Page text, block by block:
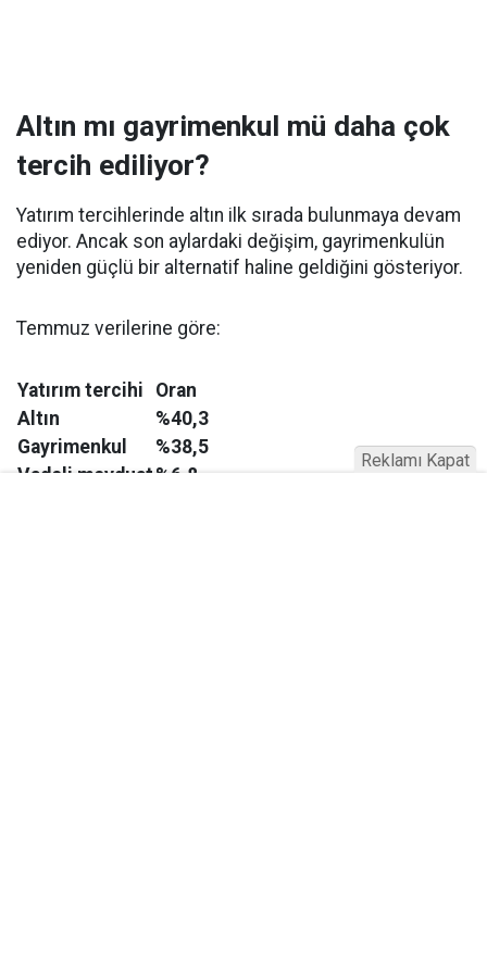
Altın mı gayrimenkul mü daha çok
tercih ediliyor?
Yatırım tercihlerinde altın ilk sırada bulunmaya devam
ediyor. Ancak son aylardaki değişim, gayrimenkulün
yeniden güçlü bir alternatif haline geldiğini gösteriyor.
Temmuz verilerine göre:
Yatırım tercihi
Oran
Altın
%40,3
Gayrimenkul
%38,5
Vadeli mevduat %6,8
Reklamı Kapat